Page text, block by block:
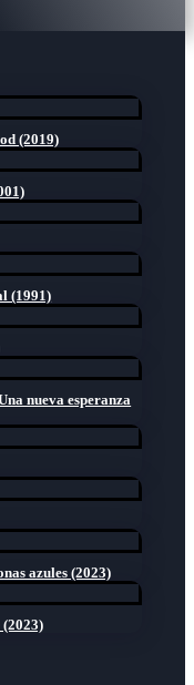
(2019)
(1991)
nueva esperanza
azules (2023)